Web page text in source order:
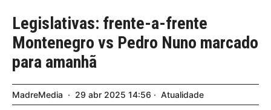
Legislativas: frente-a-frente
Montenegro vs Pedro Nuno marcado
para amanhã
MadreMedia 29 abr 2025 14:56 Atualidade